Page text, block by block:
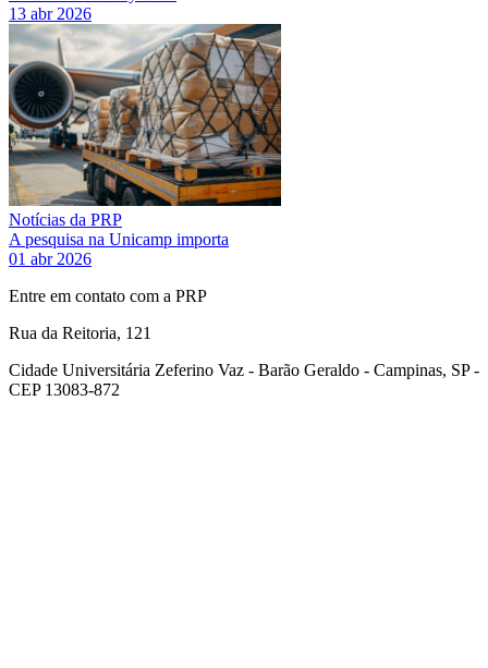
13 abr 2026
Notícias da PRP
A pesquisa na Unicamp importa
01 abr 2026
Entre em contato com a PRP
Rua da Reitoria, 121
Cidade Universitária Zeferino Vaz - Barão Geraldo - Campinas, SP -
CEP 13083-872